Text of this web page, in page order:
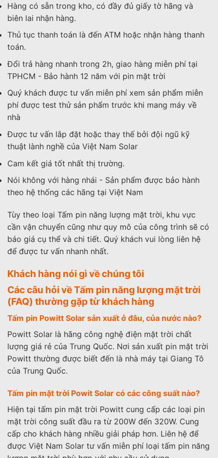
Hàng có sẵn trong kho, có đầy đủ giấy tờ hãng và
biên lai nhận hàng.
Thủ tục thanh toán là đến ATM hoặc nhận hàng thanh
toán.
Đổi trả hàng nhanh trong 2h, giao hàng miễn phí tại
TPHCM - Bảo hành 12 năm với pin mặt trời
Quý khách được tư vấn miễn phí xem sản phẩm miễn
phí được test thử sản phẩm trước khi mang máy về
nhà
Được tư vấn lắp đặt hoặc thay thế bởi đội ngũ kỹ
thuật lành nghề của Việt Nam Solar
Cam kết giá tốt nhất thị trường.
Nói không với hàng nhái - Sản phẩm được bảo hành
theo hệ thống các hãng tại Việt Nam
Tùy theo loại Tấm pin năng lượng mặt trời, khu vực
cần vận chuyển cũng như quy mô của công trình sẽ có
báo giá cụ thể và chi tiết. Quý khách vui lòng liên hệ
để được tư vấn nhanh nhất.
Khách hàng nói gì về chúng tôi
Các câu hỏi về Tấm pin năng lượng mặt trời
(FAQ) thường gặp từ khách hàng
Tấm pin Powitt Solar sản xuất ở đâu, của nước nào?
Powitt Solar là hãng công nghệ điện mặt trời chất
lượng giá rẻ của Trung Quốc. Nơi sản xuất pin mặt trời
Powitt thường được biết đến là nhà máy tại Giang Tô
của Trung Quốc.
Tấm pin mặt trời Powit Solar có các công suất nào?
Hiện tại tấm pin mặt trời Powitt cung cấp các loại pin
mặt trời công suất đầu ra từ 200W đến 320W. Cung
cấp cho khách hàng nhiều giải pháp hơn. Liên hệ để
được Việt Nam Solar tư vấn miễn phí loại tấm pin năng